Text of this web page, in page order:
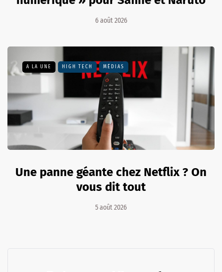
6 août 2026
A LA UNE HIGH TECH MÉDIAS
Une panne géante chez Netflix ? On
vous dit tout
5 août 2026